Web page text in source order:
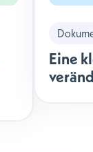
Eine